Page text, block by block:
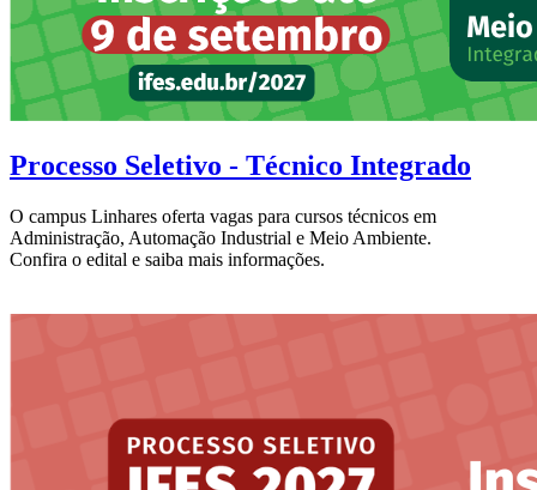
Processo Seletivo - Técnico Integrado
O campus Linhares oferta vagas para cursos técnicos em
Administração, Automação Industrial e Meio Ambiente.
Confira o edital e saiba mais informações.